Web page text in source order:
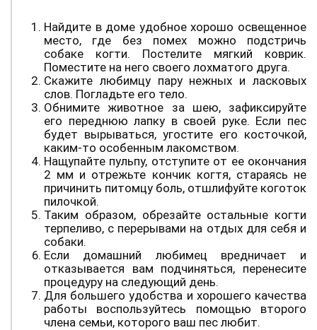
Найдите в доме удобное хорошо освещенное
место, где без помех можно подстричь
собаке когти. Постелите мягкий коврик.
Поместите на него своего лохматого друга.
Скажите любимцу пару нежных и ласковых
слов. Погладьте его тело.
Обнимите животное за шею, зафиксируйте
его переднюю лапку в своей руке. Если пес
будет вырываться, угостите его косточкой,
каким-то особенным лакомством.
Нащупайте пульпу, отступите от ее окончания
2 мм и отрежьте кончик когтя, стараясь не
причинить питомцу боль, отшлифуйте коготок
пилочкой.
Таким образом, обрезайте остальные когти
терпеливо, с перерывами на отдых для себя и
собаки.
Если домашний любимец вредничает и
отказывается вам подчиняться, перенесите
процедуру на следующий день.
Для большего удобства и хорошего качества
работы воспользуйтесь помощью второго
члена семьи, которого ваш пес любит.